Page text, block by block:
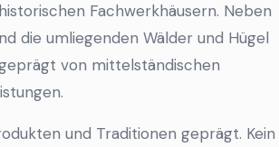
Fachwerkhäusern. Neben
die umliegenden Wälder und Hügel
von mittelständischen
und Traditionen geprägt. Kein